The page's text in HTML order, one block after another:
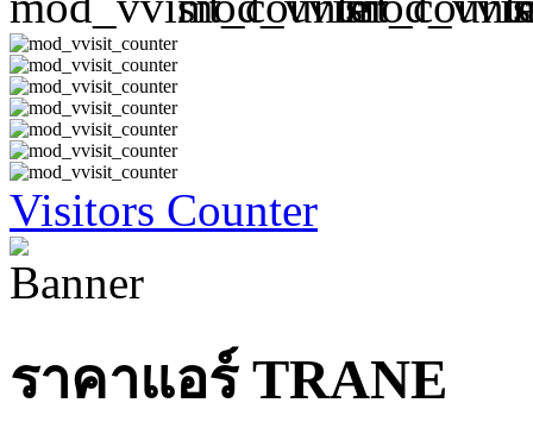
Visitors Counter
ราคาแอร์ TRANE